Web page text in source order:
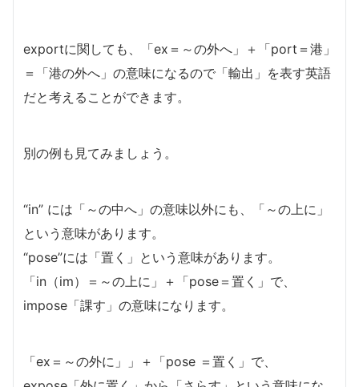
exportに関しても、「ex＝～の外へ」＋「port＝港」
＝「港の外へ」の意味になるので「輸出」を表す英語
だと考えることができます。
別の例も見てみましょう。
“in” には「～の中へ」の意味以外にも、「～の上に」
という意味があります。
“pose”には「置く」という意味があります。
「in（im）＝～の上に」＋「pose＝置く」で、
impose「課す」の意味になります。
「ex＝～の外に」」＋「pose ＝置く」で、